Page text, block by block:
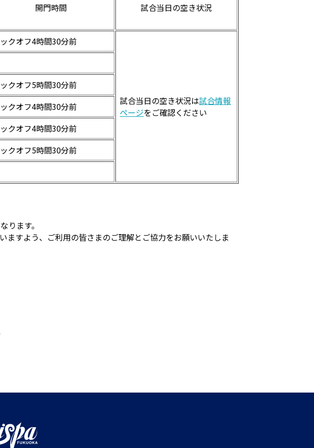
開門時間 試合当日の空き状況
クオフ4時間30分前
試合当日の空き状況は試合情報
ページをご確認ください
クオフ5時間30分前
クオフ4時間30分前
クオフ4時間30分前
クオフ5時間30分前
ります。
ますよう、ご利用の皆さまのご理解とご協力をお願いいたしま